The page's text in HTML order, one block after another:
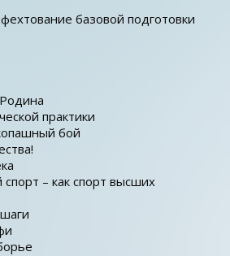
базовой подготовки
практики
бой
– как спорт высших